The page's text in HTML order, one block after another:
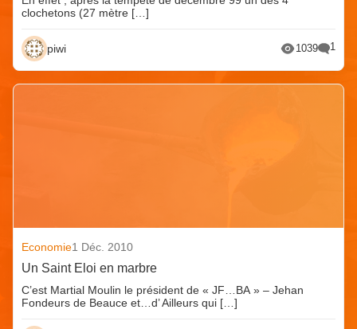
clochetons (27 mètre […]
piwi 1039 1
Economie1 Déc. 2010
Un Saint Eloi en marbre
C’est Martial Moulin le président de « JF…BA » – Jehan
Fondeurs de Beauce et…d’ Ailleurs qui […]